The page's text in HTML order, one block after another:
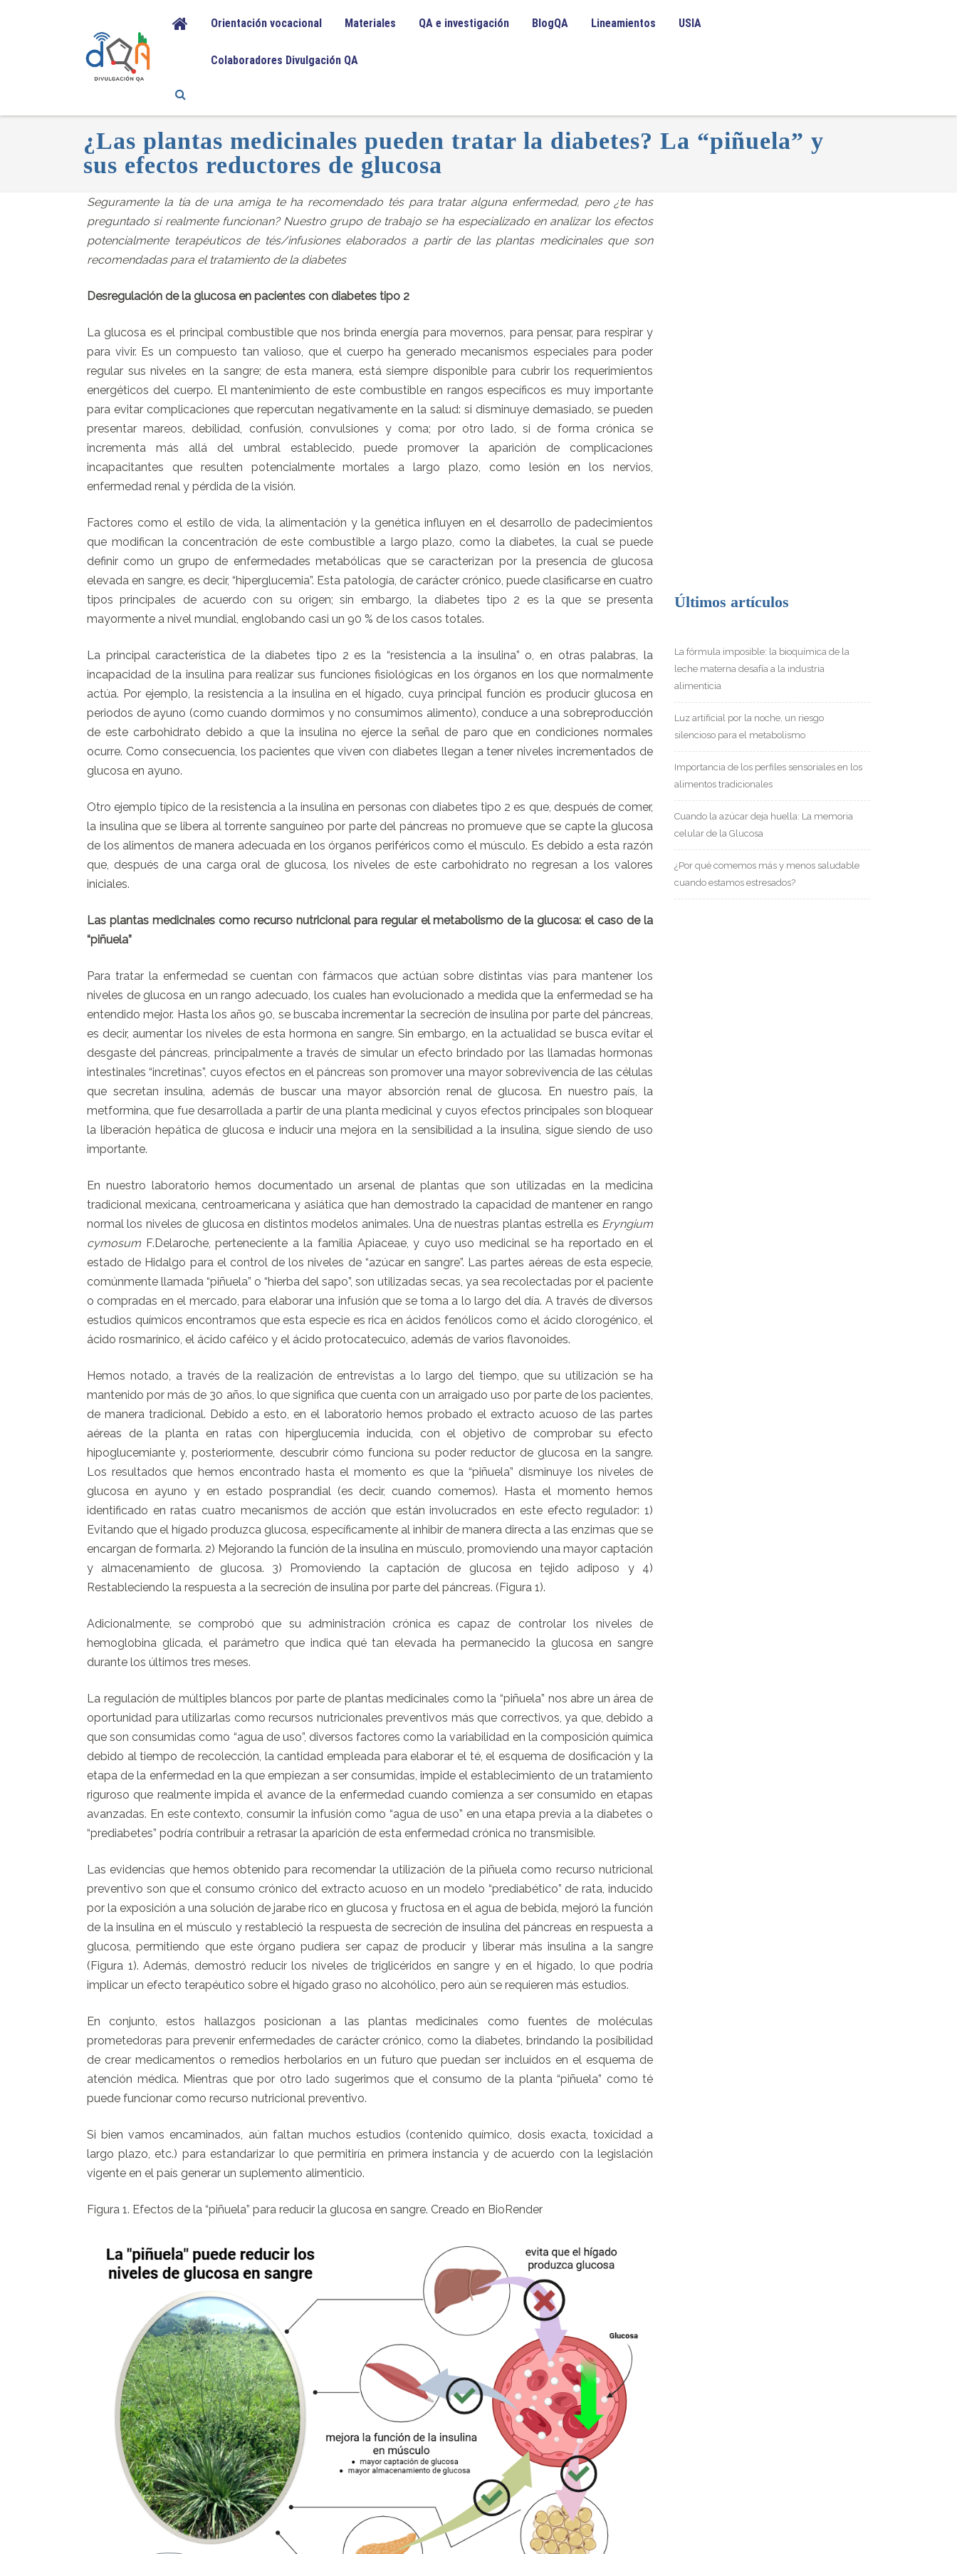
Orientación vocacional Materiales QA e investigación BlogQA Lineamientos USIA
Colaboradores Divulgación QA
¿Las plantas medicinales pueden tratar la diabetes? La “piñuela” y
sus efectos reductores de glucosa
Seguramente la tía de una amiga te ha recomendado tés para tratar alguna enfermedad, pero ¿te has
preguntado si realmente funcionan? Nuestro grupo de trabajo se ha especializado en analizar los efectos
potencialmente terapéuticos de tés/infusiones elaborados a partir de las plantas medicinales que son
recomendadas para el tratamiento de la diabetes
Desregulación de la glucosa en pacientes con diabetes tipo 2
La glucosa es el principal combustible que nos brinda energía para movernos, para pensar, para respirar y
para vivir. Es un compuesto tan valioso, que el cuerpo ha generado mecanismos especiales para poder
regular sus niveles en la sangre; de esta manera, está siempre disponible para cubrir los requerimientos
energéticos del cuerpo. El mantenimiento de este combustible en rangos específicos es muy importante
para evitar complicaciones que repercutan negativamente en la salud: si disminuye demasiado, se pueden
presentar mareos, debilidad, confusión, convulsiones y coma; por otro lado, si de forma crónica se
incrementa más allá del umbral establecido, puede promover la aparición de complicaciones
incapacitantes que resulten potencialmente mortales a largo plazo, como lesión en los nervios,
enfermedad renal y pérdida de la visión.
Factores como el estilo de vida, la alimentación y la genética influyen en el desarrollo de padecimientos
que modifican la concentración de este combustible a largo plazo, como la diabetes, la cual se puede
definir como un grupo de enfermedades metabólicas que se caracterizan por la presencia de glucosa
elevada en sangre, es decir, “hiperglucemia”. Esta patología, de carácter crónico, puede clasificarse en cuatro
tipos principales de acuerdo con su origen; sin embargo, la diabetes tipo 2 es la que se presenta
mayormente a nivel mundial, englobando casi un 90 % de los casos totales.
La principal característica de la diabetes tipo 2 es la “resistencia a la insulina” o, en otras palabras, la
incapacidad de la insulina para realizar sus funciones fisiológicas en los órganos en los que normalmente
actúa. Por ejemplo, la resistencia a la insulina en el hígado, cuya principal función es producir glucosa en
periodos de ayuno (como cuando dormimos y no consumimos alimento), conduce a una sobreproducción
de este carbohidrato debido a que la insulina no ejerce la señal de paro que en condiciones normales
ocurre. Como consecuencia, los pacientes que viven con diabetes llegan a tener niveles incrementados de
glucosa en ayuno.
Otro ejemplo típico de la resistencia a la insulina en personas con diabetes tipo 2 es que, después de comer,
la insulina que se libera al torrente sanguíneo por parte del páncreas no promueve que se capte la glucosa
de los alimentos de manera adecuada en los órganos periféricos como el músculo. Es debido a esta razón
que, después de una carga oral de glucosa, los niveles de este carbohidrato no regresan a los valores
iniciales.
Las plantas medicinales como recurso nutricional para regular el metabolismo de la glucosa: el caso de la
“piñuela”
Para tratar la enfermedad se cuentan con fármacos que actúan sobre distintas vías para mantener los
niveles de glucosa en un rango adecuado, los cuales han evolucionado a medida que la enfermedad se ha
entendido mejor. Hasta los años 90, se buscaba incrementar la secreción de insulina por parte del páncreas,
es decir, aumentar los niveles de esta hormona en sangre. Sin embargo, en la actualidad se busca evitar el
desgaste del páncreas, principalmente a través de simular un efecto brindado por las llamadas hormonas
intestinales “incretinas”, cuyos efectos en el páncreas son promover una mayor sobrevivencia de las células
que secretan insulina, además de buscar una mayor absorción renal de glucosa. En nuestro país, la
metformina, que fue desarrollada a partir de una planta medicinal y cuyos efectos principales son bloquear
la liberación hepática de glucosa e inducir una mejora en la sensibilidad a la insulina, sigue siendo de uso
importante.
En nuestro laboratorio hemos documentado un arsenal de plantas que son utilizadas en la medicina
tradicional mexicana, centroamericana y asiática que han demostrado la capacidad de mantener en rango
normal los niveles de glucosa en distintos modelos animales. Una de nuestras plantas estrella es Eryngium
cymosum F.Delaroche, perteneciente a la familia Apiaceae, y cuyo uso medicinal se ha reportado en el
estado de Hidalgo para el control de los niveles de “azúcar en sangre”. Las partes aéreas de esta especie,
comúnmente llamada “piñuela” o “hierba del sapo”, son utilizadas secas, ya sea recolectadas por el paciente
o compradas en el mercado, para elaborar una infusión que se toma a lo largo del día. A través de diversos
estudios químicos encontramos que esta especie es rica en ácidos fenólicos como el ácido clorogénico, el
ácido rosmarínico, el ácido caféico y el ácido protocatecuico, además de varios flavonoides.
Hemos notado, a través de la realización de entrevistas a lo largo del tiempo, que su utilización se ha
mantenido por más de 30 años, lo que significa que cuenta con un arraigado uso por parte de los pacientes,
de manera tradicional. Debido a esto, en el laboratorio hemos probado el extracto acuoso de las partes
aéreas de la planta en ratas con hiperglucemia inducida, con el objetivo de comprobar su efecto
hipoglucemiante y, posteriormente, descubrir cómo funciona su poder reductor de glucosa en la sangre.
Los resultados que hemos encontrado hasta el momento es que la “piñuela” disminuye los niveles de
glucosa en ayuno y en estado posprandial (es decir, cuando comemos). Hasta el momento hemos
identificado en ratas cuatro mecanismos de acción que están involucrados en este efecto regulador: 1)
Evitando que el hígado produzca glucosa, específicamente al inhibir de manera directa a las enzimas que se
encargan de formarla. 2) Mejorando la función de la insulina en músculo, promoviendo una mayor captación
y almacenamiento de glucosa. 3) Promoviendo la captación de glucosa en tejido adiposo y 4)
Restableciendo la respuesta a la secreción de insulina por parte del páncreas. (Figura 1).
Adicionalmente, se comprobó que su administración crónica es capaz de controlar los niveles de
hemoglobina glicada, el parámetro que indica qué tan elevada ha permanecido la glucosa en sangre
durante los últimos tres meses.
La regulación de múltiples blancos por parte de plantas medicinales como la “piñuela” nos abre un área de
oportunidad para utilizarlas como recursos nutricionales preventivos más que correctivos, ya que, debido a
que son consumidas como “agua de uso”, diversos factores como la variabilidad en la composición química
debido al tiempo de recolección, la cantidad empleada para elaborar el té, el esquema de dosificación y la
etapa de la enfermedad en la que empiezan a ser consumidas, impide el establecimiento de un tratamiento
riguroso que realmente impida el avance de la enfermedad cuando comienza a ser consumido en etapas
avanzadas. En este contexto, consumir la infusión como “agua de uso” en una etapa previa a la diabetes o
“prediabetes” podría contribuir a retrasar la aparición de esta enfermedad crónica no transmisible.
Las evidencias que hemos obtenido para recomendar la utilización de la piñuela como recurso nutricional
preventivo son que el consumo crónico del extracto acuoso en un modelo “prediabético” de rata, inducido
por la exposición a una solución de jarabe rico en glucosa y fructosa en el agua de bebida, mejoró la función
de la insulina en el músculo y restableció la respuesta de secreción de insulina del páncreas en respuesta a
glucosa, permitiendo que este órgano pudiera ser capaz de producir y liberar más insulina a la sangre
(Figura 1). Además, demostró reducir los niveles de triglicéridos en sangre y en el hígado, lo que podría
implicar un efecto terapéutico sobre el hígado graso no alcohólico, pero aún se requieren más estudios.
En conjunto, estos hallazgos posicionan a las plantas medicinales como fuentes de moléculas
prometedoras para prevenir enfermedades de carácter crónico, como la diabetes, brindando la posibilidad
de crear medicamentos o remedios herbolarios en un futuro que puedan ser incluidos en el esquema de
atención médica. Mientras que por otro lado sugerimos que el consumo de la planta “piñuela” como té
puede funcionar como recurso nutricional preventivo.
Si bien vamos encaminados, aún faltan muchos estudios (contenido químico, dosis exacta, toxicidad a
largo plazo, etc.) para estandarizar lo que permitiría en primera instancia y de acuerdo con la legislación
vigente en el país generar un suplemento alimenticio.
Figura 1. Efectos de la “piñuela” para reducir la glucosa en sangre. Creado en BioRender
Últimos artículos
La fórmula imposible: la bioquímica de la
leche materna desafía a la industria
alimenticia
Luz artificial por la noche, un riesgo
silencioso para el metabolismo
Importancia de los perfiles sensoriales en los
alimentos tradicionales
Cuando la azúcar deja huella: La memoria
celular de la Glucosa
¿Por qué comemos más y menos saludable
cuando estamos estresados?